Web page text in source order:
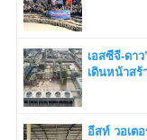
เอสซีจี-ดา
เดินหน้าสร้
อีสท์ วอเต